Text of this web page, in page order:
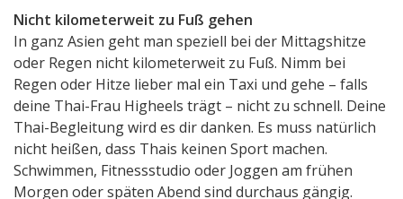
Nicht kilometerweit zu Fuß gehen
In ganz Asien geht man speziell bei der Mittagshitze
oder Regen nicht kilometerweit zu Fuß. Nimm bei
Regen oder Hitze lieber mal ein Taxi und gehe – falls
deine Thai-Frau Higheels trägt – nicht zu schnell. Deine
Thai-Begleitung wird es dir danken. Es muss natürlich
nicht heißen, dass Thais keinen Sport machen.
Schwimmen, Fitnessstudio oder Joggen am frühen
Morgen oder späten Abend sind durchaus gängig.